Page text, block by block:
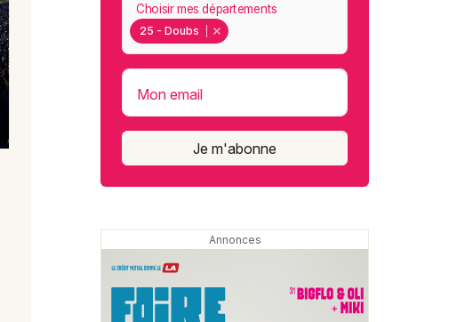
25 - Doubs
Choisir mes départements
Mon email
Je m'abonne